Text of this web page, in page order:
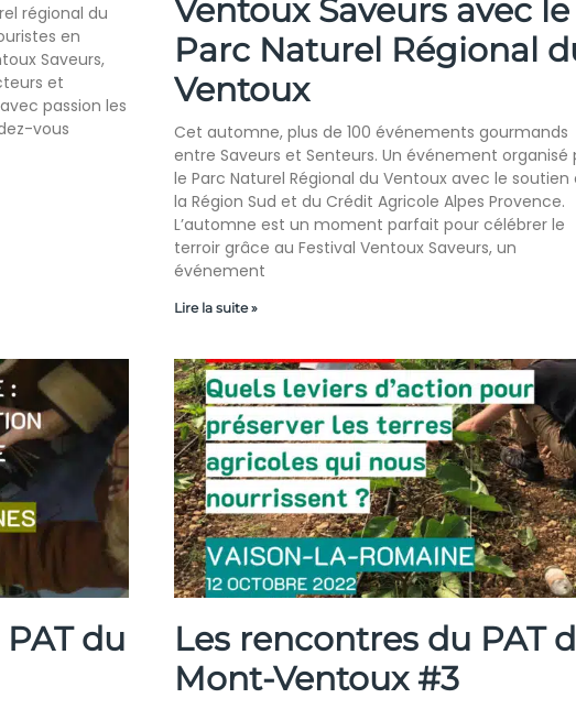
régional du
en
Saveurs,
et
passion les
vous
Ventoux Saveurs avec le
Parc Naturel Régional
Ventoux
Cet automne, plus de 100 événements gourmands
entre Saveurs et Senteurs. Un événement organisé
le Parc Naturel Régional du Ventoux avec le soutien
la Région Sud et du Crédit Agricole Alpes Provence.
L’automne est un moment parfait pour célébrer le
terroir grâce au Festival Ventoux Saveurs, un
événement
Lire la suite »
du
Les rencontres du PAT
Mont-Ventoux #3